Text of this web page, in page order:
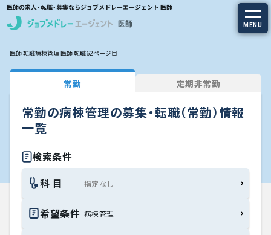
医師の求人・転職・募集ならジョブメドレーエージェント 医師
MENU
求人を探す
常勤の求人
定期非常勤の求人
特集から探す
エージェントサービス
エージェントサービスTOP
医師 転職病棟管理 医師 転職62ページ目
常勤 定期非常勤
常勤の病棟管理の募集・転職（常勤）情報
一覧
検索条件
科 目
希望条件 病棟管理